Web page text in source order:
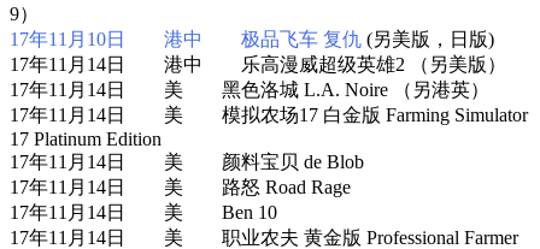
9）
17年11月10日 港中 极品飞车 复仇 (另美版，日版)
17年11月14日 港中 乐高漫威超级英雄2 （另美版）
17年11月14日 美 黑色洛城 L.A. Noire （另港英）
17年11月14日 美 模拟农场17 白金版 Farming Simulator
17 Platinum Edition
17年11月14日 美 颜料宝贝 de Blob
17年11月14日 美 路怒 Road Rage
17年11月14日 美 Ben 10
17年11月14日 美 职业农夫 黄金版 Professional Farmer